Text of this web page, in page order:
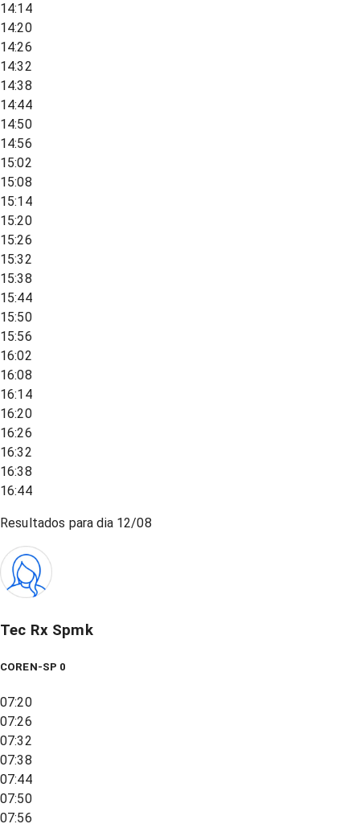
14:14
14:20
14:26
14:32
14:38
14:44
14:50
14:56
15:02
15:08
15:14
15:20
15:26
15:32
15:38
15:44
15:50
15:56
16:02
16:08
16:14
16:20
16:26
16:32
16:38
16:44
Resultados para dia 12/08
Tec Rx Spmk
COREN-SP 0
07:20
07:26
07:32
07:38
07:44
07:50
07:56